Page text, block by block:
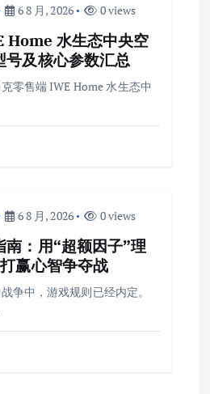
6 8 月, 2026 0 views
Home 水生态中央空
号及核心参数汇总
零售端 IWE Home 水生态中
6 8 月, 2026 0 views
：用“超额因子”理
赢心智争夺战
争中，游戏规则已经内定。